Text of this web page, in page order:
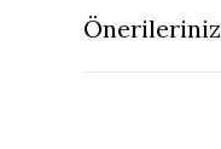
Önerileriniz